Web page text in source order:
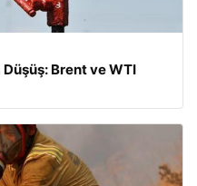
Brent ve WTI